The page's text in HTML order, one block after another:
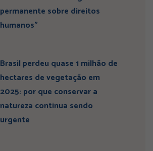
permanente sobre direitos
humanos”
Brasil perdeu quase 1 milhão de
hectares de vegetação em
2025: por que conservar a
natureza continua sendo
urgente